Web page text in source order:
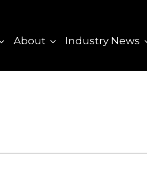
About Industry News